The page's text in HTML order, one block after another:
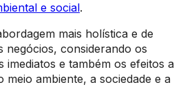
e social.
mais holística e de
negócios, considerando os
imediatos e também os efeitos a
ambiente, a sociedade e a